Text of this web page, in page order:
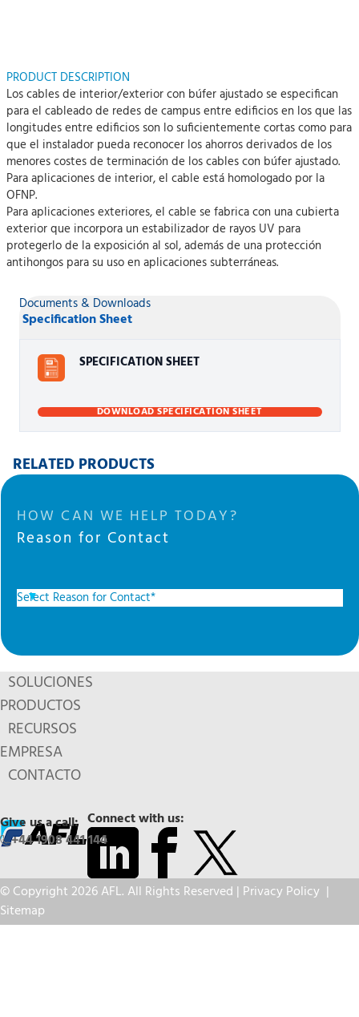
PRODUCT DESCRIPTION
Los cables de interior/exterior con búfer ajustado se especifican
para el cableado de redes de campus entre edificios en los que las
longitudes entre edificios son lo suficientemente cortas como para
que el instalador pueda reconocer los ahorros derivados de los
menores costes de terminación de los cables con búfer ajustado.
Para aplicaciones de interior, el cable está homologado por la
OFNP.
Para aplicaciones exteriores, el cable se fabrica con una cubierta
exterior que incorpora un estabilizador de rayos UV para
protegerlo de la exposición al sol, además de una protección
antihongos para su uso en aplicaciones subterráneas.
Documents & Downloads
Specification Sheet
SPECIFICATION SHEET
DOWNLOAD SPECIFICATION SHEET
RELATED PRODUCTS
HOW CAN WE HELP TODAY?
Reason for Contact
SOLUCIONES
PRODUCTOS
RECURSOS
EMPRESA
CONTACTO
Connect with us:
Give us a call:
+44 1908 441 144
© Copyright 2026 AFL. All Rights Reserved | Privacy Policy |
Sitemap